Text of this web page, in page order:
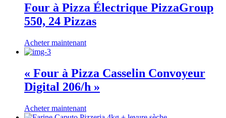
Four à Pizza Électrique PizzaGroup
550, 24 Pizzas
Acheter maintenant
« Four à Pizza Casselin Convoyeur
Digital 206/h »
Acheter maintenant